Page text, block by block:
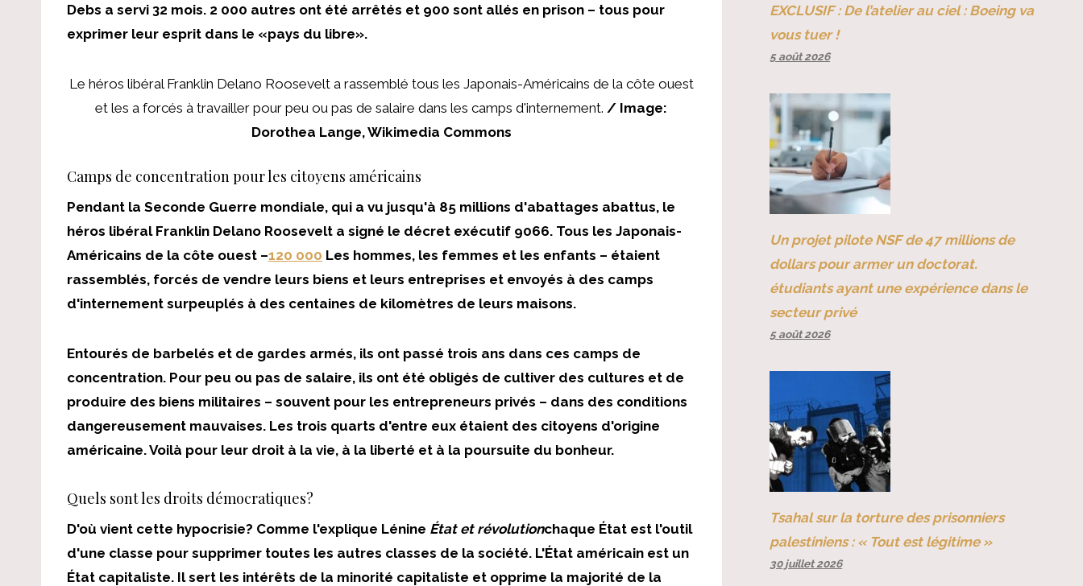
Debs a servi 32 mois. 2 000 autres ont été arrêtés et 900 sont allés en prison – tous pour
exprimer leur esprit dans le «pays du libre».
Le héros libéral Franklin Delano Roosevelt a rassemblé tous les Japonais-Américains de la côte ouest
et les a forcés à travailler pour peu ou pas de salaire dans les camps d'internement. / Image:
Dorothea Lange, Wikimedia Commons
Camps de concentration pour les citoyens américains
Pendant la Seconde Guerre mondiale, qui a vu jusqu'à 85 millions d'abattages abattus, le
héros libéral Franklin Delano Roosevelt a signé le décret exécutif 9066. Tous les Japonais-
Américains de la côte ouest –120 000 Les hommes, les femmes et les enfants – étaient
rassemblés, forcés de vendre leurs biens et leurs entreprises et envoyés à des camps
d'internement surpeuplés à des centaines de kilomètres de leurs maisons.
Entourés de barbelés et de gardes armés, ils ont passé trois ans dans ces camps de
concentration. Pour peu ou pas de salaire, ils ont été obligés de cultiver des cultures et de
produire des biens militaires – souvent pour les entrepreneurs privés – dans des conditions
dangereusement mauvaises. Les trois quarts d'entre eux étaient des citoyens d'origine
américaine. Voilà pour leur droit à la vie, à la liberté et à la poursuite du bonheur.
Quels sont les droits démocratiques?
D'où vient cette hypocrisie? Comme l'explique Lénine État et révolutionchaque État est l'outil
d'une classe pour supprimer toutes les autres classes de la société. L'État américain est un
État capitaliste. Il sert les intérêts de la minorité capitaliste et opprime la majorité de la
EXCLUSIF : De l’atelier au ciel : Boeing va
vous tuer !
5 août 2026
Un projet pilote NSF de 47 millions de
dollars pour armer un doctorat.
étudiants ayant une expérience dans le
secteur privé
5 août 2026
Tsahal sur la torture des prisonniers
palestiniens : « Tout est légitime »
30 juillet 2026